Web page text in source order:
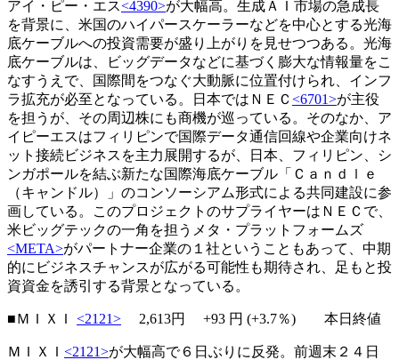
アイ・ピー・エス<4390>が大幅高。生成ＡＩ市場の急成長
を背景に、米国のハイパースケーラーなどを中心とする光海
底ケーブルへの投資需要が盛り上がりを見せつつある。光海
底ケーブルは、ビッグデータなどに基づく膨大な情報量をこ
なすうえで、国際間をつなぐ大動脈に位置付けられ、インフ
ラ拡充が必至となっている。日本ではＮＥＣ <6701>が主役
を担うが、その周辺株にも商機が巡っている。そのなか、ア
イピーエスはフィリピンで国際データ通信回線や企業向けネ
ット接続ビジネスを主力展開するが、日本、フィリピン、シ
ンガポールを結ぶ新たな国際海底ケーブル「Ｃａｎｄｌｅ
（キャンドル）」のコンソーシアム形式による共同建設に参
画している。このプロジェクトのサプライヤーはＮＥＣで、
米ビッグテックの一角を担うメタ・プラットフォームズ
<META>がパートナー企業の１社ということもあって、中期
的にビジネスチャンスが広がる可能性も期待され、足もと投
資資金を誘引する背景となっている。
■ＭＩＸＩ <2121> 2,613円 +93 円 (+3.7％) 本日終値
ＭＩＸＩ <2121>が大幅高で６日ぶりに反発。前週末２４日